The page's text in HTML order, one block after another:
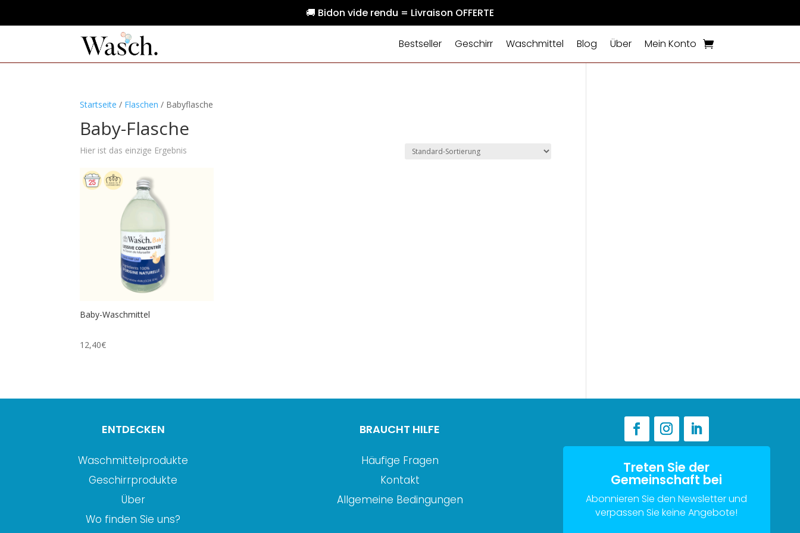
🚚 Bidon vide rendu = Livraison OFFERTE
Bestseller Geschirr Waschmittel Blog Über Mein Konto
Startseite / Flaschen / Babyflasche
Baby-Flasche
Hier ist das einzige Ergebnis
Baby-Waschmittel
12,40€
ENTDECKEN
Waschmittelprodukte
Geschirrprodukte
Über
Wo finden Sie uns?
BRAUCHT HILFE
Häufige Fragen
Kontakt
Allgemeine Bedingungen
Treten Sie der
Gemeinschaft bei
Abonnieren Sie den Newsletter und
verpassen Sie keine Angebote!